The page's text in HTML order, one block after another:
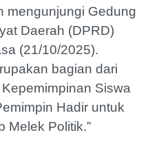
mengunjungi Gedung
Daerah (DPRD)
(21/10/2025).
bagian dari
Siswa
Hadir untuk
Melek Politik.”